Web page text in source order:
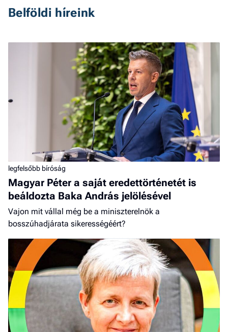
Belföldi híreink
legfelsőbb bíróság
Magyar Péter a saját eredettörténetét is
beáldozta Baka András jelölésével
Vajon mit vállal még be a miniszterelnök a
bosszúhadjárata sikerességéért?